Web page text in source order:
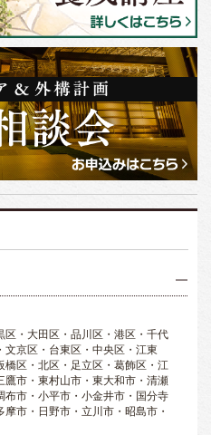
・大田区・品川区・港区・千代
京区・台東区・中央区・江東
区・北区・足立区・葛飾区・江
鷹市・東村山市・東大和市・清瀬
市・小平市・小金井市・国分寺
市・日野市・立川市・昭島市・